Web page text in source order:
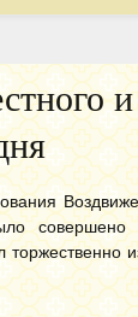
совершено